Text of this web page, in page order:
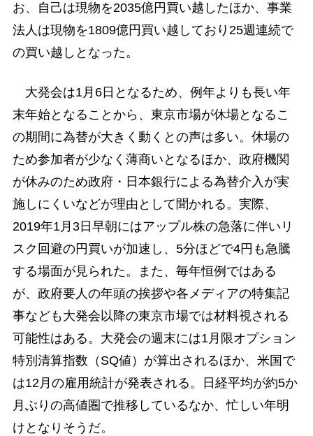
お、自己は現物を2035億円買い越したほか、事業
法人は現物を1809億円買い越しており25週連続で
の買い越しとなった。
大発会は1月6日となるため、例年よりも長い年
末年始となることから、東京市場が休場となるこ
の期間に為替が大きく動くとの声は多い。休場の
ため参加者が少なく薄商いとなるほか、政府機関
が休みのため政府・日本銀行による為替介入が実
施しにくいなどが理由として聞かれる。実際、
2019年1月3日早朝にはアップル株の急落に伴いリ
スク回避の円買いが加速し、5分ほどで4円も急騰
する場面が見られた。また、毎年恒例ではある
が、政府要人の年頭の挨拶や各メディアの特集記
事なども大発会以降の東京市場では材料視される
可能性はある。大発会の週末には1月限オプション
特別清算指数（SQ値）が算出されるほか、米国で
は12月の雇用統計が発表される。日経平均が約5か
月ぶりの高値圏で推移しているなか、忙しい年明
けとなりそうだ。